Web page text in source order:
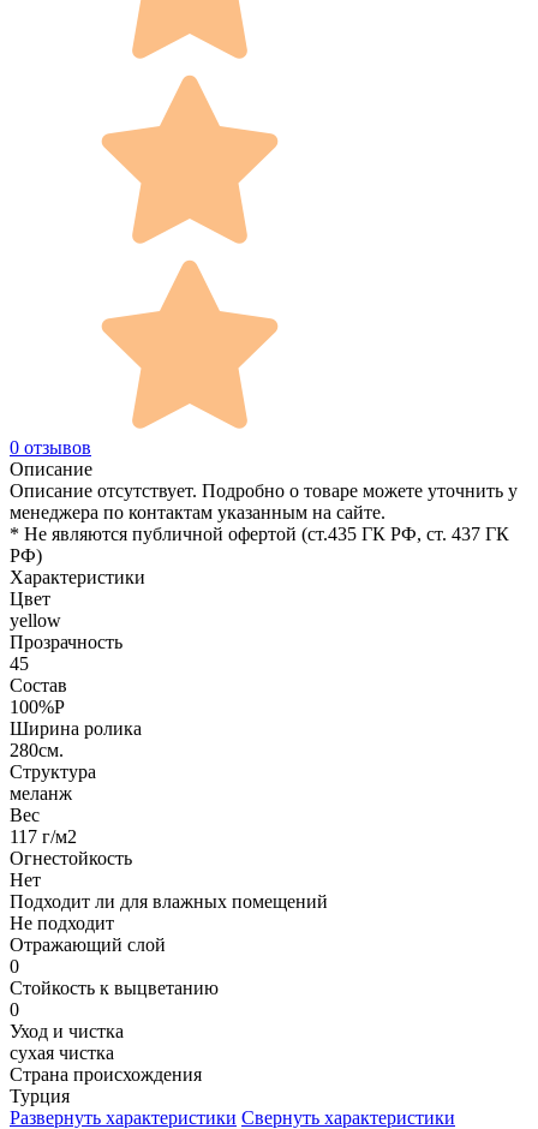
0 отзывов
Описание
Описание отсутствует. Подробно о товаре можете уточнить у
менеджера по контактам указанным на сайте.
* Не являются публичной офертой (ст.435 ГК РФ, cт. 437 ГК
РФ)
Характеристики
Цвет
yellow
Прозрачность
45
Состав
100%P
Ширина ролика
280см.
Структура
меланж
Вес
117 г/м2
Огнестойкость
Нет
Подходит ли для влажных помещений
Не подходит
Отражающий слой
0
Стойкость к выцветанию
0
Уход и чистка
сухая чистка
Страна происхождения
Турция
Развернуть характеристики Свернуть характеристики